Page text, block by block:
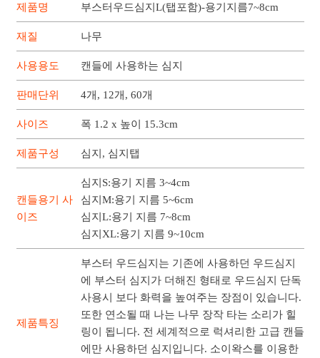
제품명 부스터우드심지L(탭포함)-용기지름7~8cm
재질 나무
사용용도 캔들에 사용하는 심지
판매단위 4개, 12개, 60개
사이즈 폭 1.2 x 높이 15.3cm
제품구성 심지, 심지탭
캔들용기 사
이즈
심지S:용기 지름 3~4cm
심지M:용기 지름 5~6cm
심지L:용기 지름 7~8cm
심지XL:용기 지름 9~10cm
제품특징
부스터 우드심지는 기존에 사용하던 우드심지
에 부스터 심지가 더해진 형태로 우드심지 단독
사용시 보다 화력을 높여주는 장점이 있습니다.
또한 연소될 때 나는 나무 장작 타는 소리가 힐
링이 됩니다. 전 세계적으로 럭셔리한 고급 캔들
에만 사용하던 심지입니다. 소이왁스를 이용한